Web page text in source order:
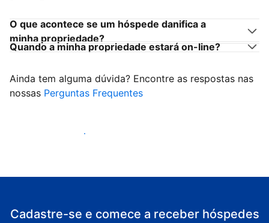
O que acontece se um hóspede danifica a
minha propriedade?
Quando a minha propriedade estará on-line?
Ainda tem alguma dúvida? Encontre as respostas nas
nossas Perguntas Frequentes
Comece a receber hóspedes
Cadastre-se e comece a receber hóspedes